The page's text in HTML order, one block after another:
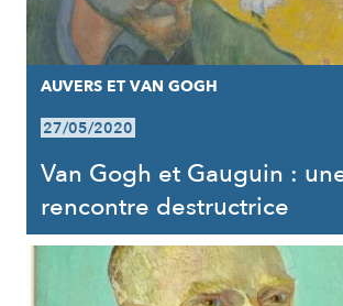
AUVERS ET VAN GOGH
27/05/2020
Van Gogh et Gauguin :
rencontre destructrice